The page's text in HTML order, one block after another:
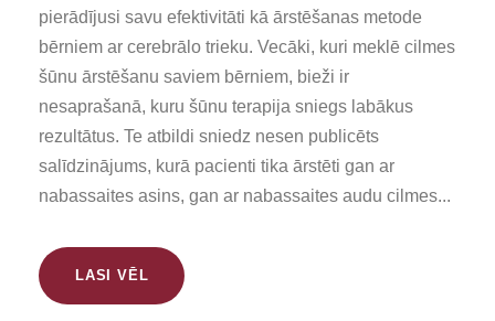
pierādījusi savu efektivitāti kā ārstēšanas metode
bērniem ar cerebrālo trieku. Vecāki, kuri meklē cilmes
šūnu ārstēšanu saviem bērniem, bieži ir
nesaprašanā, kuru šūnu terapija sniegs labākus
rezultātus. Te atbildi sniedz nesen publicēts
salīdzinājums, kurā pacienti tika ārstēti gan ar
nabassaites asins, gan ar nabassaites audu cilmes...
LASI VĒL